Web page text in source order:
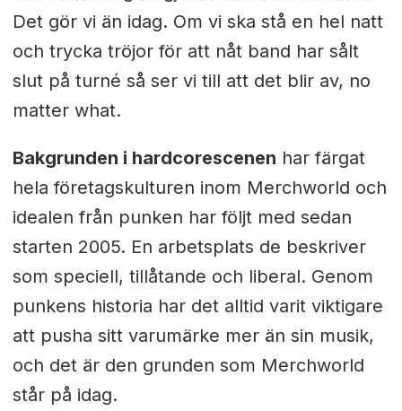
Det gör vi än idag. Om vi ska stå en hel natt
och trycka tröjor för att nåt band har sålt
slut på turné så ser vi till att det blir av, no
matter what.
Bakgrunden i hardcorescenen har färgat
hela företagskulturen inom Merchworld och
idealen från punken har följt med sedan
starten 2005. En arbetsplats de beskriver
som speciell, tillåtande och liberal. Genom
punkens historia har det alltid varit viktigare
att pusha sitt varumärke mer än sin musik,
och det är den grunden som Merchworld
står på idag.